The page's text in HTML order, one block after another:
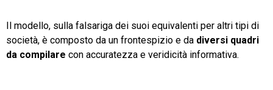
Il modello, sulla falsariga dei suoi equivalenti per altri tipi di
società, è composto da un frontespizio e da diversi quadri
da compilare con accuratezza e veridicità informativa.